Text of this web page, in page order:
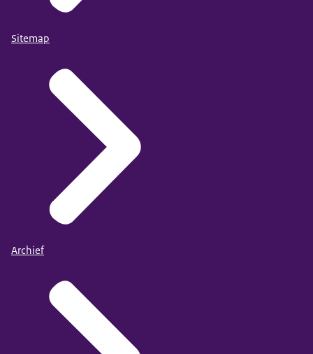
Sitemap
Archief